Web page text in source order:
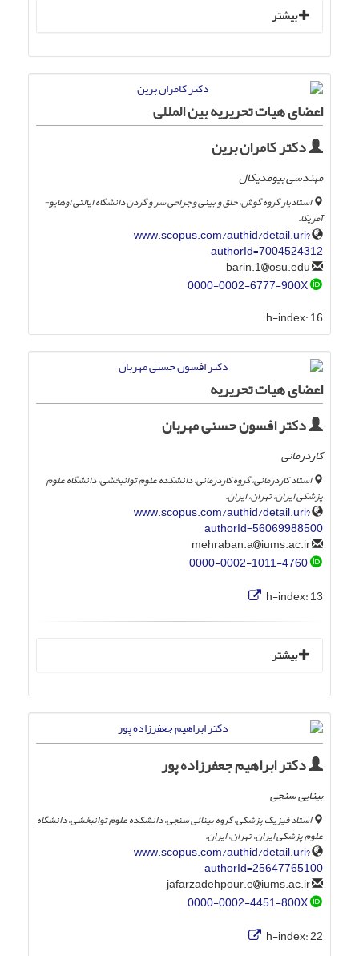
بیشتر
اعضای هیات تحریریه بین المللی
دکتر کامران برین
مهندسی بیومدیکال
استادیار گروه گوش، حلق و بینی و جراحی سر و گردن دانشگاه ایالتی اوهایو-
آمریکا.
www.scopus.com/authid/detail.uri?
authorId=7004524312
osu.edu
0000-0002-6777-900X
h-index:16
اعضای هیات تحریریه
دکتر افسون حسنی مهربان
کاردرمانی
استاد کاردرمانی، گروه کاردرمانی، دانشکده علوم توانبخشی، دانشگاه علوم
پزشکی ایران، تهران، ایران.
www.scopus.com/authid/detail.uri?
authorId=56069988500
iums.ac.ir
0000-0002-1011-4760
h-index:13
بیشتر
دکتر ابراهیم جعفرزاده پور
بینایی سنجی
استاد فیزیک پزشکی، گروه بینائی سنجی، دانشکده علوم توانبخشی، دانشگاه
علوم پزشکی ایران، تهران، ایران.
www.scopus.com/authid/detail.uri?
authorId=25647765100
iums.ac.ir
0000-0002-4451-800X
h-index:22